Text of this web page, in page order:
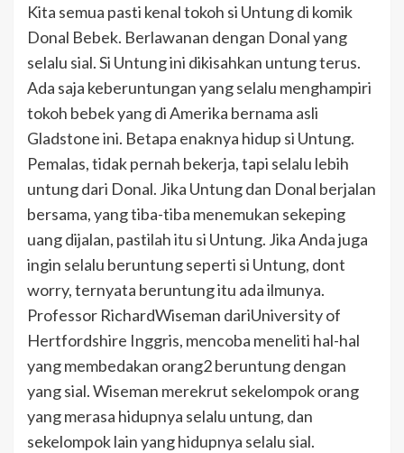
Kita semua pasti kenal tokoh si Untung di komik
Donal Bebek. Berlawanan dengan Donal yang
selalu sial. Si Untung ini dikisahkan untung terus.
Ada saja keberuntungan yang selalu menghampiri
tokoh bebek yang di Amerika bernama asli
Gladstone ini. Betapa enaknya hidup si Untung.
Pemalas, tidak pernah bekerja, tapi selalu lebih
untung dari Donal. Jika Untung dan Donal berjalan
bersama, yang tiba-tiba menemukan sekeping
uang dijalan, pastilah itu si Untung. Jika Anda juga
ingin selalu beruntung seperti si Untung, dont
worry, ternyata beruntung itu ada ilmunya.
Professor RichardWiseman dariUniversity of
Hertfordshire Inggris, mencoba meneliti hal-hal
yang membedakan orang2 beruntung dengan
yang sial. Wiseman merekrut sekelompok orang
yang merasa hidupnya selalu untung, dan
sekelompok lain yang hidupnya selalu sial.